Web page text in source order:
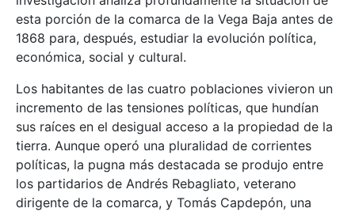
esta porción de la comarca de la Vega Baja antes de
1868 para, después, estudiar la evolución política,
económica, social y cultural.
Los habitantes de las cuatro poblaciones vivieron un
incremento de las tensiones políticas, que hundían
sus raíces en el desigual acceso a la propiedad de la
tierra. Aunque operó una pluralidad de corrientes
políticas, la pugna más destacada se produjo entre
los partidarios de Andrés Rebagliato, veterano
dirigente de la comarca, y Tomás Capdepón, una